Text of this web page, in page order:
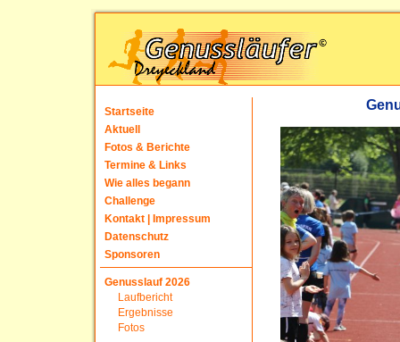
Startseite
Aktuell
Fotos & Berichte
Termine & Links
Wie alles begann
Challenge
Kontakt | Impressum
Datenschutz
Sponsoren
Genusslauf 2026
Laufbericht
Ergebnisse
Fotos